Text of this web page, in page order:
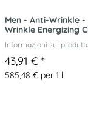
Men - Anti-Wrinkle
Wrinkle Energizing
Informazioni sul
43,91 € *
585,48 € per 1 l